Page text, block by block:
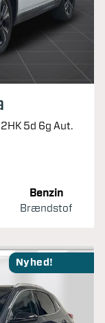
5d 6g Aut.
Benzin
Brændstof
Nyhed!